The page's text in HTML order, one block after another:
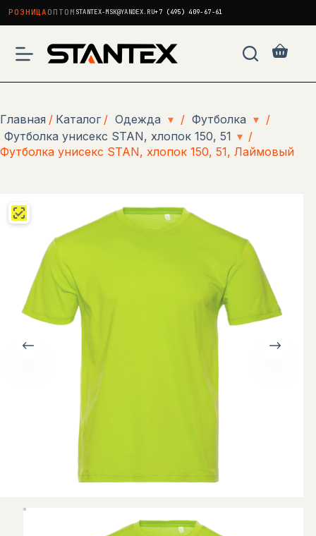
РОЗНИЦА ОПТОМ STANTEX-MSK@YANDEX.RU+7 (495) 409-67-61
сути
Главная / Каталог / Одежда ▾ / Футболка ▾ /
Футболка унисекс STAN, хлопок 150, 51 ▾ /
Футболка унисекс STAN, хлопок 150, 51, Лаймовый